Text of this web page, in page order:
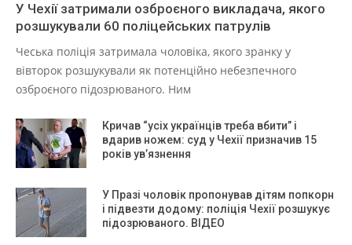
У Чехії затримали озброєного викладача, якого
розшукували 60 поліцейських патрулів
Чеська поліція затримала чоловіка, якого зранку у
вівторок розшукували як потенційно небезпечного
озброєного підозрюваного. Ним
Кричав “усіх українців треба вбити” і
вдарив ножем: суд у Чехії призначив 15
років ув’язнення
У Празі чоловік пропонував дітям попкорн
і підвезти додому: поліція Чехії розшукує
підозрюваного. ВІДЕО